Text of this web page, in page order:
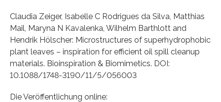
Claudia Zeiger, Isabelle C Rodrigues da Silva, Matthias
Mail, Maryna N Kavalenka, Wilhelm Barthlott and
Hendrik Hölscher: Microstructures of superhydrophobic
plant leaves – inspiration for efficient oil spill cleanup
materials. Bioinspiration & Biomimetics. DOI:
10.1088/1748-3190/11/5/056003
Die Veröffentlichung online: